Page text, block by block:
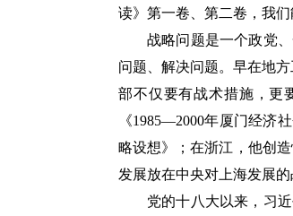
读》第一卷、第二卷，我
战略问题是一个政党
问题、解决问题。早在地
部不仅要有战术措施，更
《1985—2000年厦门经济
略设想》；在浙江，他创
发展放在中央对上海发展的
党的十八大以来，习